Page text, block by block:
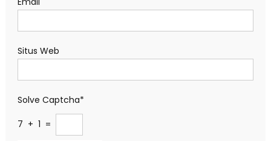
Situs Web
Solve Captcha*
7 + 1 =